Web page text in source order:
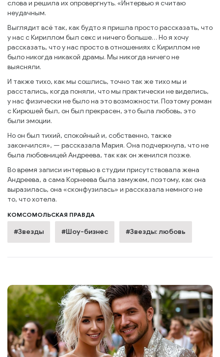
слова и решила их опровергнуть. «Интервью я считаю
неудачным.
Выглядит всё так, как будто я пришла просто рассказать, что
у нас с Кириллом был секс и ничего больше… Но я хочу
рассказать, что у нас просто в отношениях с Кириллом не
было никогда никакой драмы. Мы никогда ничего не
выясняли.
И также тихо, как мы сошлись, точно так же тихо мы и
расстались, когда поняли, что мы практически не виделись,
у нас физически не было на это возможности. Поэтому роман
с Кирюшей был, он был прекрасен, это была любовь, это
были эмоции.
Но он был тихий, спокойный и, собственно, также
закончился», — рассказала Мария. Она подчеркнула, что не
была любовницей Андреева, так как он женился позже.
Во время записи интервью в студии присутствовала жена
Андреева, а сама Корнеева была замужем, поэтому, как она
выразилась, она «сконфузилась» и рассказала немного не
то, что хотела.
КОМСОМОЛЬСКАЯ ПРАВДА
#Звезды #Шоу-бизнес #Звезды: любовь